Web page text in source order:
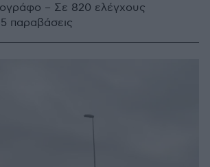
– Σε 820 ελέγχους
παραβάσεις